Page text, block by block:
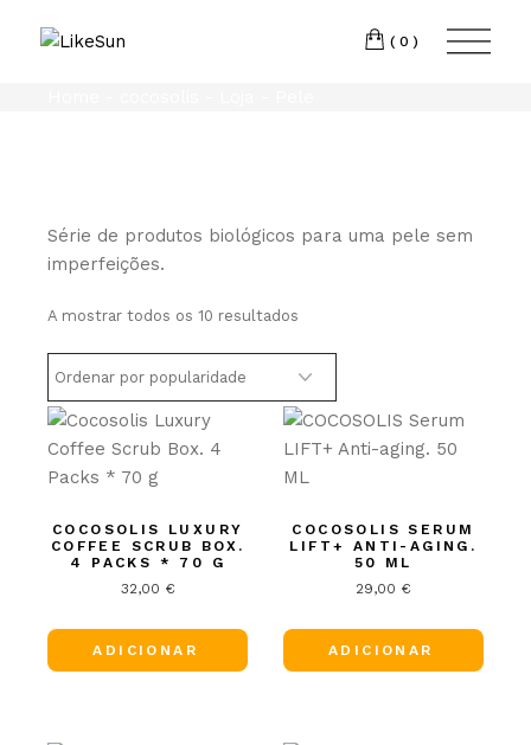
(0)
Série de produtos biológicos para uma pele sem
imperfeições.
A mostrar todos os 10 resultados
de
classificação
COCOSOLIS LUXURY
COFFEE SCRUB BOX.
4 PACKS * 70 G
32,00 €
ADICIONAR
COCOSOLIS SERUM
LIFT+ ANTI-AGING.
50 ML
29,00 €
ADICIONAR
Vedras
LINKEDIN